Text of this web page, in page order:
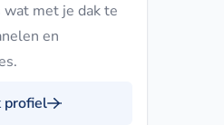
wat met je dak te
en
profiel